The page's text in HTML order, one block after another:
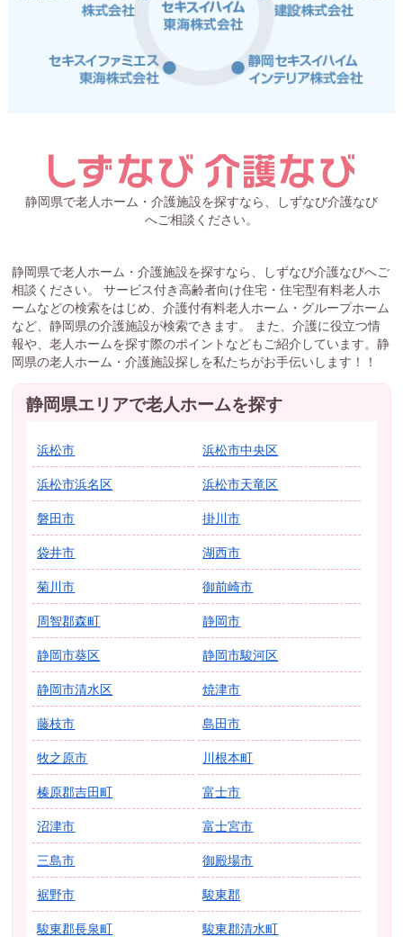
静岡県で老人ホーム・介護施設を探すなら、しずなび介護なび
へご相談ください。
静岡県で老人ホーム・介護施設を探すなら、しずなび介護なびへご
相談ください。 サービス付き高齢者向け住宅・住宅型有料老人ホ
ームなどの検索をはじめ、介護付有料老人ホーム・グループホーム
など、静岡県の介護施設が検索できます。 また、介護に役立つ情
報や、老人ホームを探す際のポイントなどもご紹介しています。静
岡県の老人ホーム・介護施設探しを私たちがお手伝いします！！
静岡県エリアで老人ホームを探す
浜松市 浜松市中央区
浜松市浜名区 浜松市天竜区
磐田市 掛川市
袋井市 湖西市
菊川市 御前崎市
周智郡森町 静岡市
静岡市葵区 静岡市駿河区
静岡市清水区 焼津市
藤枝市 島田市
牧之原市 川根本町
榛原郡吉田町 富士市
沼津市 富士宮市
三島市 御殿場市
裾野市 駿東郡
駿東郡長泉町 駿東郡清水町